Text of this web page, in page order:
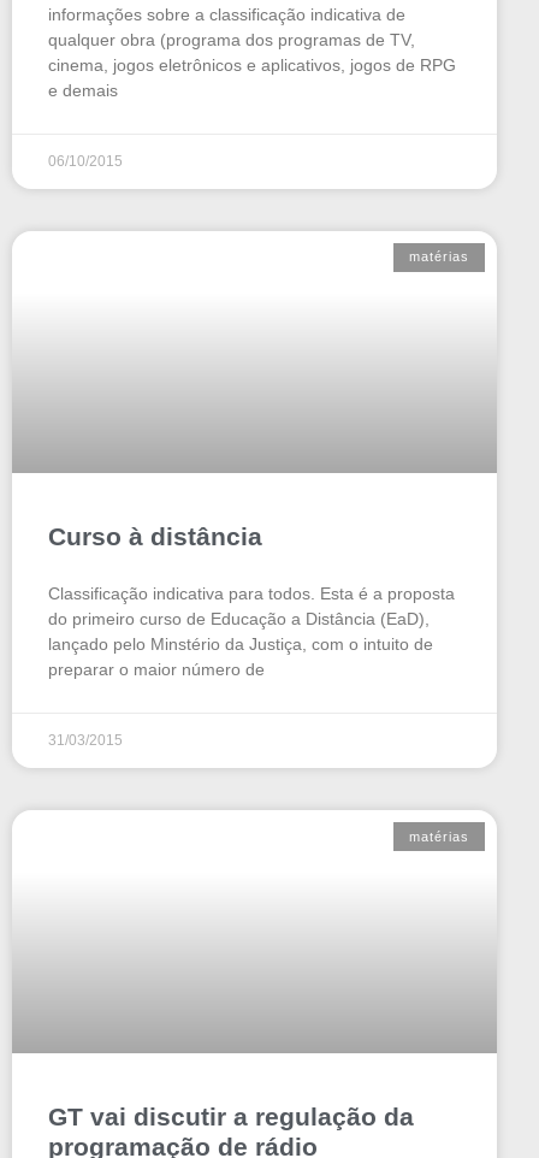
informações sobre a classificação indicativa de
qualquer obra (programa dos programas de TV,
cinema, jogos eletrônicos e aplicativos, jogos de RPG
e demais
06/10/2015
matérias
Curso à distância
Classificação indicativa para todos. Esta é a proposta
do primeiro curso de Educação a Distância (EaD),
lançado pelo Minstério da Justiça, com o intuito de
preparar o maior número de
31/03/2015
matérias
GT vai discutir a regulação da
programação de rádio